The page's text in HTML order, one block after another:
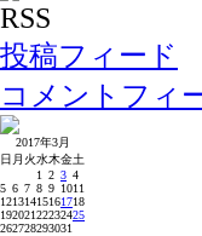
RSS
投稿フィード
コメントフィ
2017年3月
日 月 火水木金土
1
2 3 4
5 6 7 8 9 1011
12131415161718
19202122232425
262728293031